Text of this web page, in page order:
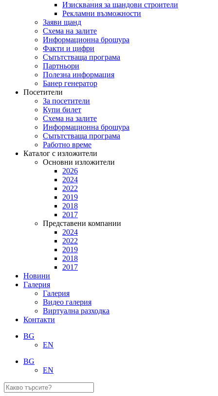
Изисквания за щандови строители
Рекламни възможности
Заяви щанд
Схема на залите
Информационна брошура
Факти и цифри
Съпътстваща програма
Партньори
Полезна информация
Банер генератор
Посетители
За посетители
Купи билет
Схема на залите
Информационна брошура
Съпътстваща програма
Работно време
Каталог с изложители
Основни изложители
2026
2024
2022
2019
2018
2017
Представени компании
2024
2022
2019
2018
2017
Новини
Галерия
Галерия
Видео галерия
Виртуална разходка
Контакти
BG
EN
BG
EN